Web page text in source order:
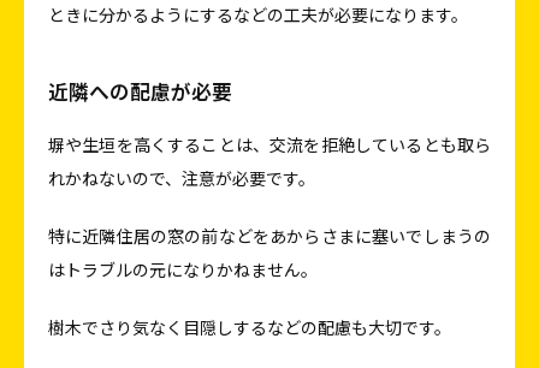
ときに分かるようにするなどの工夫が必要になります。
近隣への配慮が必要
塀や生垣を高くすることは、交流を拒絶しているとも取ら
れかねないので、注意が必要です。
特に近隣住居の窓の前などをあからさまに塞いでしまうの
はトラブルの元になりかねません。
樹木でさり気なく目隠しするなどの配慮も大切です。